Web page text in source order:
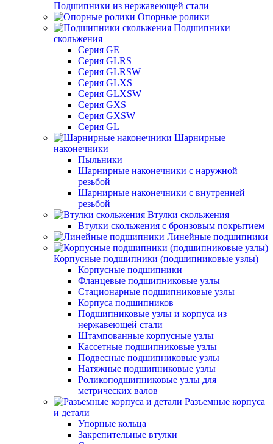
Подшипники из нержавеющей стали
Опорные ролики
Подшипники
скольжения
Серия GE
Серия GLRS
Серия GLRSW
Серия GLXS
Серия GLXSW
Серия GXS
Серия GXSW
Серия GL
Шарнирные
наконечники
Пыльники
Шарнирные наконечники с наружной
резьбой
Шарнирные наконечники с внутренней
резьбой
Втулки скольжения
Втулки скольжения с бронзовым покрытием
Линейные подшипники
Корпусные подшипники (подшипниковые узлы)
Корпусные подшипники
Фланцевые подшипниковые узлы
Стационарные подшипниковые узлы
Корпуса подшипников
Подшипниковые узлы и корпуса из
нержавеющей стали
Штампованные корпусные узлы
Кассетные подшипниковые узлы
Подвесные подшипниковые узлы
Натяжные подшипниковые узлы
Роликоподшипниковые узлы для
метрических валов
Разъемные корпуса
и детали
Упорные кольца
Закрепительные втулки